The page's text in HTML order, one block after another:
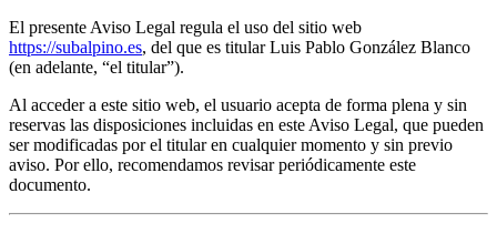
El presente Aviso Legal regula el uso del sitio web
https://subalpino.es, del que es titular Luis Pablo González Blanco
(en adelante, “el titular”).
Al acceder a este sitio web, el usuario acepta de forma plena y sin
reservas las disposiciones incluidas en este Aviso Legal, que pueden
ser modificadas por el titular en cualquier momento y sin previo
aviso. Por ello, recomendamos revisar periódicamente este
documento.